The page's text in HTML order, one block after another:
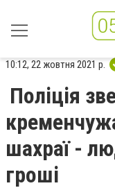
10:12, 22 жовтня 2021 р.
Поліція
шахраї -
гроші